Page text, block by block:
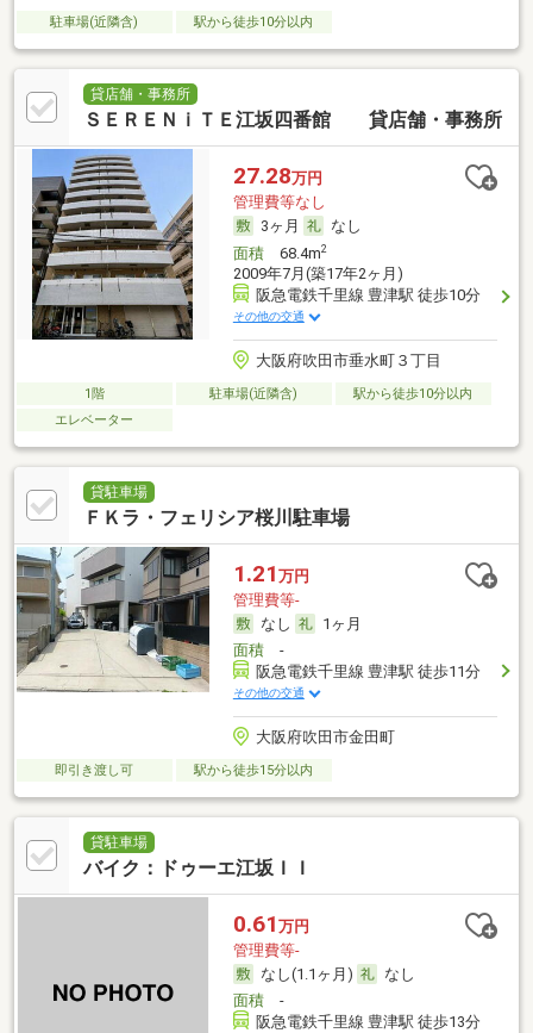
駐車場(近隣含) 駅から徒歩10分以内
貸店舗・事務所
ＳＥＲＥＮｉＴＥ江坂四番館 貸店舗・事務所
27.28万円
管理費等なし
3ヶ月
なし
面積68.4m2
2009年7月(築17年2ヶ月)
阪急電鉄千里線 豊津駅 徒歩10分
その他の交通
大阪府吹田市垂水町３丁目
1階 駐車場(近隣含)
駅から徒歩10分以内
エレベーター
貸駐車場
ＦＫラ・フェリシア桜川駐車場
1.21 万円
管理費等-
なし
1ヶ月
面積-
阪急電鉄千里線 豊津駅 徒歩11分
その他の交通
大阪府吹田市金田町
即引き渡し可 駅から徒歩15分以内
貸駐車場
バイク：ドゥーエ江坂ＩＩ
0.61 万円
管理費等-
なし(1.1ヶ月)
なし
面積-
阪急電鉄千里線 豊津駅 徒歩13分